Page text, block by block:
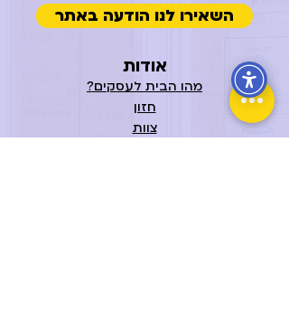
השאירו לנו הודעה באתר
אודות
מהו הבית לעסקים?
חזון
צוות